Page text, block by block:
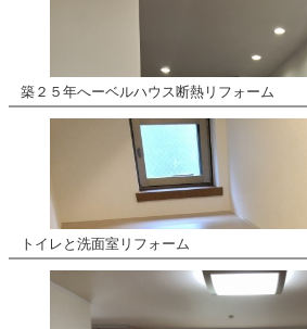
築２５年へーベルハウス断熱リフォーム
トイレと洗面室リフォーム